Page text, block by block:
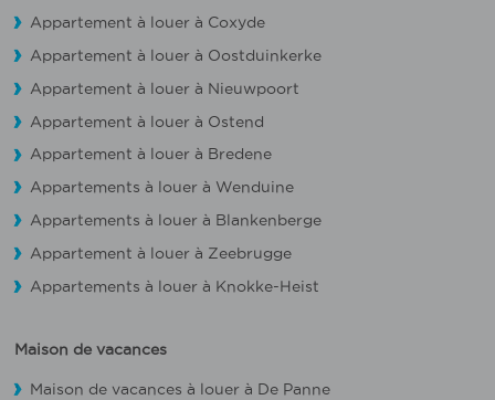
Appartement à louer à Coxyde
Appartement à louer à Oostduinkerke
Appartement à louer à Nieuwpoort
Appartement à louer à Ostend
Appartement à louer à Bredene
Appartements à louer à Wenduine
Appartements à louer à Blankenberge
Appartement à louer à Zeebrugge
Appartements à louer à Knokke-Heist
Maison de vacances
Maison de vacances à louer à De Panne